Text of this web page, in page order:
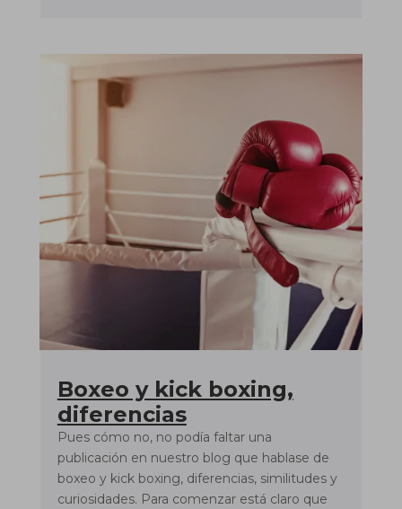
Boxeo y kick boxing,
diferencias
Pues cómo no, no podía faltar una
publicación en nuestro blog que hablase de
boxeo y kick boxing, diferencias, similitudes y
curiosidades. Para comenzar está claro que